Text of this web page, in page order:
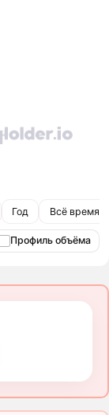
Год Всё время
Профиль объёма